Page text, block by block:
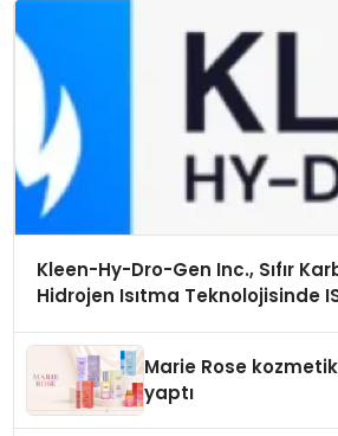
Kleen-Hy-Dro-Gen Inc., Sıfır
Hidrojen Isıtma Teknolojisinde
Marie Rose
yaptı